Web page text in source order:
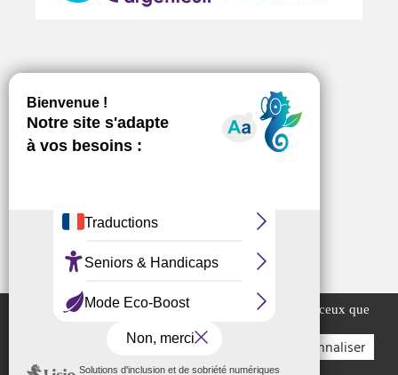
Numéros d’urgence
Offres d’emploi
Marchés publics
Plan du site Mentions légales Crédits Accessibilité Gérer les cookies..
Ce site utilise des cookies et vous donne le contrôle sur ceux que
Tout accepter Tout refuser Personnaliser